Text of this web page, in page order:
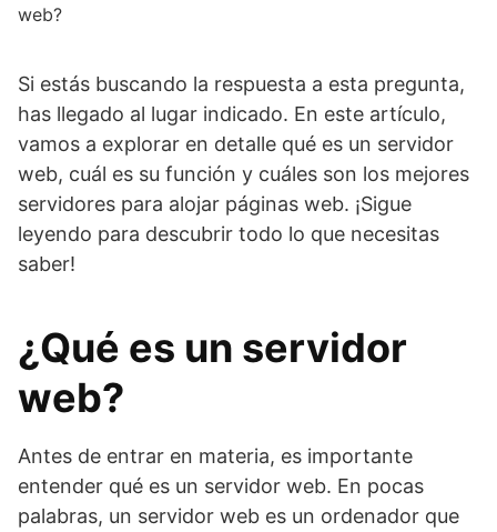
web?
Si estás buscando la respuesta a esta pregunta,
has llegado al lugar indicado. En este artículo,
vamos a explorar en detalle qué es un servidor
web, cuál es su función y cuáles son los mejores
servidores para alojar páginas web. ¡Sigue
leyendo para descubrir todo lo que necesitas
saber!
¿Qué es un servidor
web?
Antes de entrar en materia, es importante
entender qué es un servidor web. En pocas
palabras, un servidor web es un ordenador que